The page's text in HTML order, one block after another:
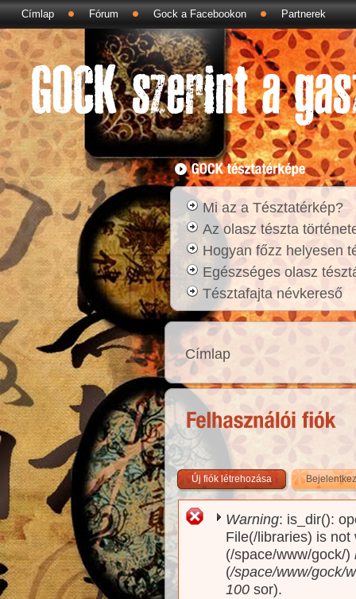
Címlap Fórum Gock a Facebookon Partnerek
Mi az a Tésztatérkép?
Az olasz tészta
Hogyan főzz helyesen
Egészséges olasz
Tésztafajta névkereső
Címlap
Új fiók létrehozása
Hibaüzenet
Warning: is_dir():
File(/libraries) is
(/space/www/gock/)
(/space/www/gock/
100 sor).